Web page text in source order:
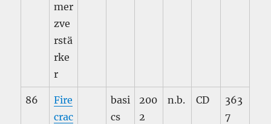
mer
zve
rstä
rke
r
86
Fire
crac
basi
cs
200
2
n.b. CD
363
7